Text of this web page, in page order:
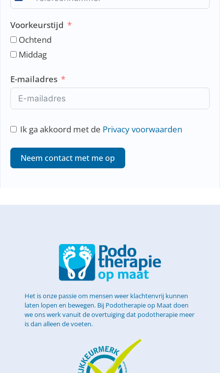
t
h
e
l
a
n
d
s
3
1
Voorkeurstijd
Ochtend
Middag
E-mailadres
Ik ga akkoord met de Privacy voorwaarden
Neem contact met me op
Het is onze passie om mensen weer klachtenvrij kunnen
laten lopen en bewegen. Bij Podotherapie op Maat doen
we ons werk vanuit de overtuiging dat podotherapie meer
is dan alleen de voeten.